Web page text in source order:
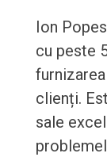
Ion
cu peste
clienți.
sale